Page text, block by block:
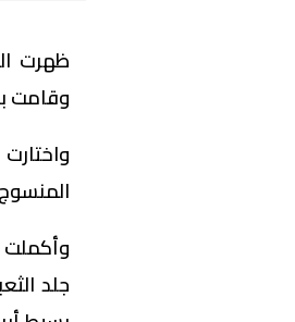
ظهرت
وقامت
وأكملت
جلد